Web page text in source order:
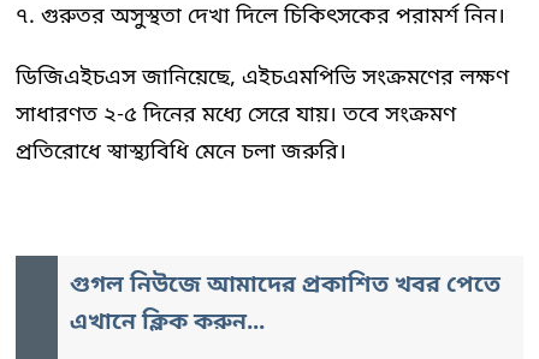
৭. গুরুতর অসুস্থতা দেখা দিলে চিকিৎসকের পরামর্শ নিন।
ডিজিএইচএস জানিয়েছে, এইচএমপিভি সংক্রমণের লক্ষণ
সাধারণত ২-৫ দিনের মধ্যে সেরে যায়। তবে সংক্রমণ
প্রতিরোধে স্বাস্থ্যবিধি মেনে চলা জরুরি।
গুগল নিউজে আমাদের প্রকাশিত খবর পেতে
এখানে ক্লিক করুন...